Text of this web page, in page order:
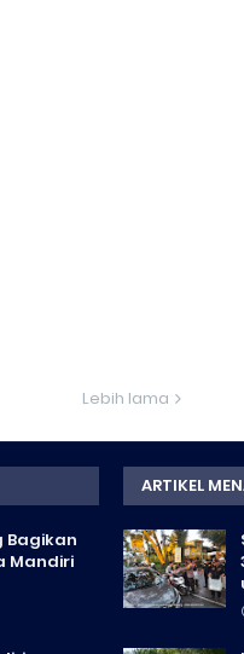
Lebih lama
Bagikan
Mandiri
ARTIKEL